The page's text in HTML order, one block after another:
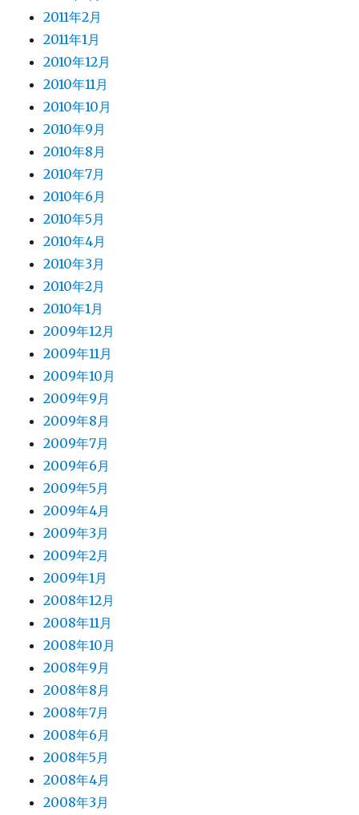
2011年2月
2011年1月
2010年12月
2010年11月
2010年10月
2010年9月
2010年8月
2010年7月
2010年6月
2010年5月
2010年4月
2010年3月
2010年2月
2010年1月
2009年12月
2009年11月
2009年10月
2009年9月
2009年8月
2009年7月
2009年6月
2009年5月
2009年4月
2009年3月
2009年2月
2009年1月
2008年12月
2008年11月
2008年10月
2008年9月
2008年8月
2008年7月
2008年6月
2008年5月
2008年4月
2008年3月